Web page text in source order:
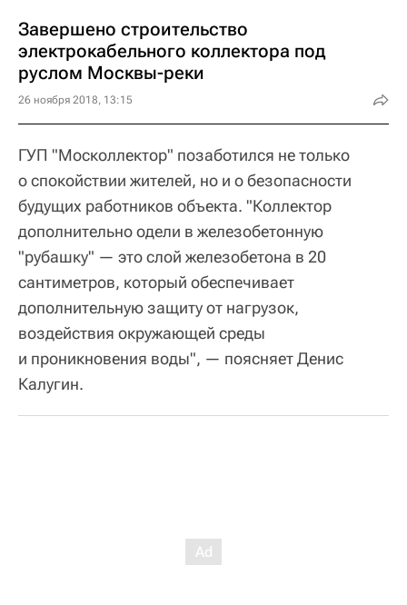
Завершено строительство
электрокабельного коллектора под
руслом Москвы-реки
26 ноября 2018, 13:15
ГУП "Москоллектор" позаботился не только
о спокойствии жителей, но и о безопасности
будущих работников объекта. "Коллектор
дополнительно одели в железобетонную
"рубашку" — это слой железобетона в 20
сантиметров, который обеспечивает
дополнительную защиту от нагрузок,
воздействия окружающей среды
и проникновения воды", — поясняет Денис
Калугин.